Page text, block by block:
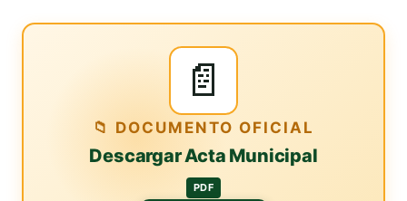
📄
📁 DOCUMENTO OFICIAL
Descargar Acta Municipal
PDF